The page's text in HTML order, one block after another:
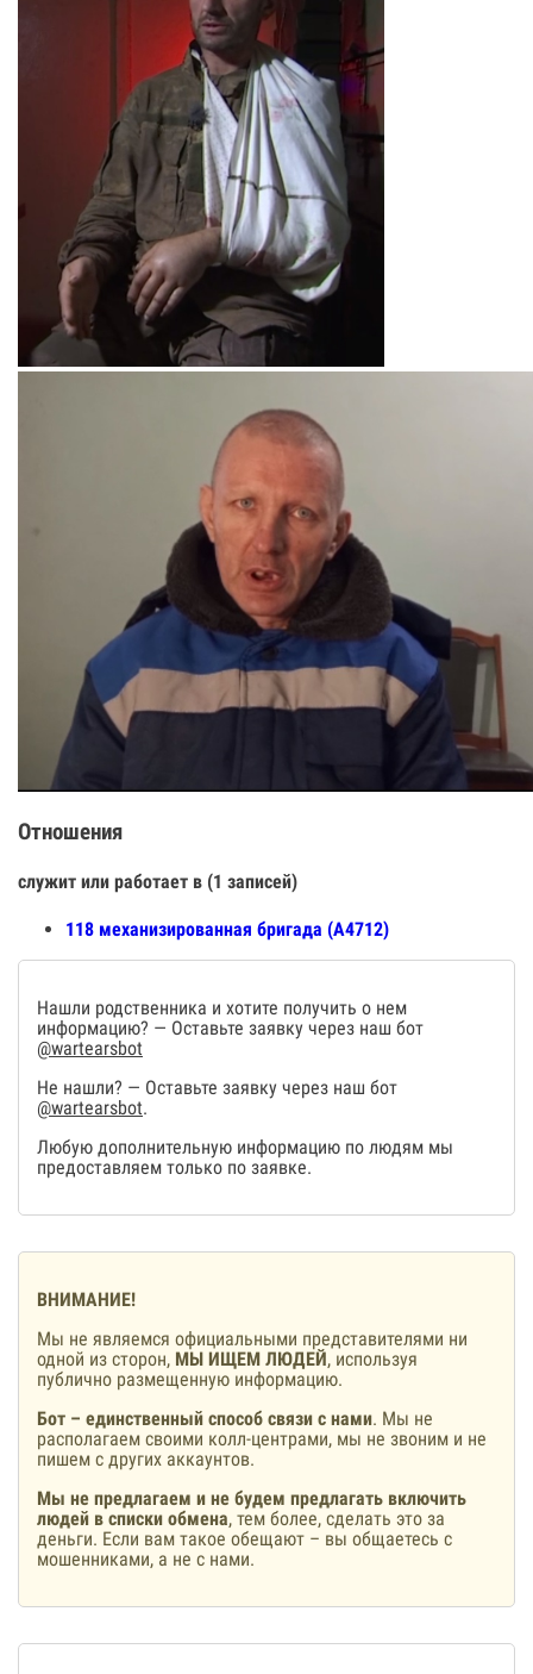
Отношения
служит или работает в (1 записей)
118 механизированная бригада (А4712)
Нашли родственника и хотите получить о нем
информацию? — Оставьте заявку через наш бот
@wartearsbot
Не нашли? — Оставьте заявку через наш бот
@wartearsbot.
Любую дополнительную информацию по людям мы
предоставляем только по заявке.
ВНИМАНИЕ!
Мы не являемся официальными представителями ни
одной из сторон, МЫ ИЩЕМ ЛЮДЕЙ, используя
публично размещенную информацию.
Бот – единственный способ связи с нами. Мы не
располагаем своими колл-центрами, мы не звоним и не
пишем с других аккаунтов.
Мы не предлагаем и не будем предлагать включить
людей в списки обмена, тем более, сделать это за
деньги. Если вам такое обещают – вы общаетесь с
мошенниками, а не с нами.